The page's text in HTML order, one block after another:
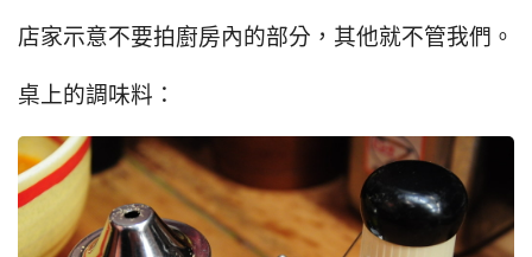
店家示意不要拍廚房內的部分，其他就不管我們。
桌上的調味料：